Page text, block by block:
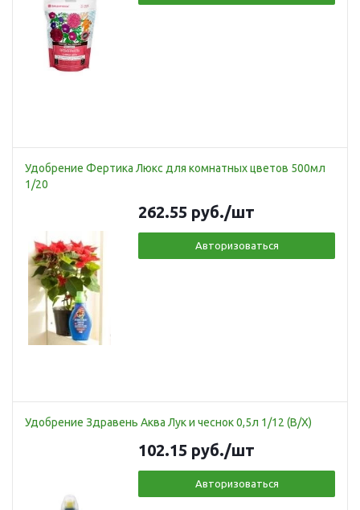
Удобрение Фертика Люкс для комнатных цветов 500мл
1/20
262.55 руб./шт
Авторизоваться
Удобрение Здравень Аква Лук и чеснок 0,5л 1/12 (В/Х)
102.15 руб./шт
Авторизоваться